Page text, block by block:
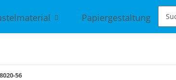
Papiergestaltung
56